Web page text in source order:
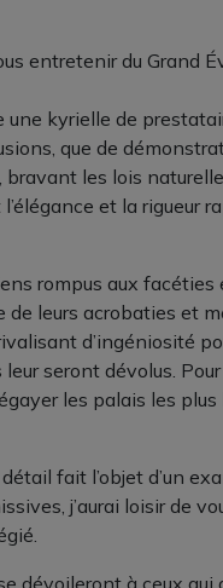
entretenir du Grand
kyrielle de
que de
les lois
et la rigueur
rompus aux
leurs acrobaties et
d’ingéniosité
seront dévolus.
les palais les
fait l’objet d’un
j’aurai loisir de
dévoileront à ceux qui